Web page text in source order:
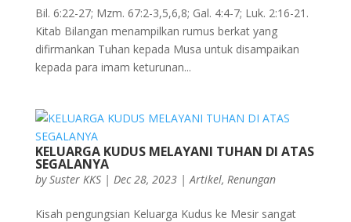
Bil. 6:22-27; Mzm. 67:2-3,5,6,8; Gal. 4:4-7; Luk. 2:16-21.
Kitab Bilangan menampilkan rumus berkat yang
difirmankan Tuhan kepada Musa untuk disampaikan
kepada para imam keturunan...
KELUARGA KUDUS MELAYANI TUHAN DI ATAS
SEGALANYA
bySuster KKS| Dec 28, 2023|Artikel, Renungan
Kisah pengungsian Keluarga Kudus ke Mesir sangat